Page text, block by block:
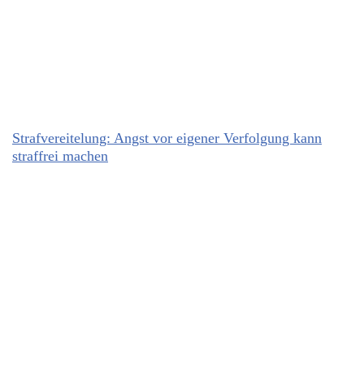
Strafvereitelung: Angst vor eigener Verfolgung kann
straffrei machen